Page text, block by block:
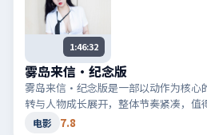
1:46:32
雾岛来信·纪念版
雾岛来信·纪念版是一部以动作为核心
转与人物成长展开，整体节奏紧凑，值
电影 7.8